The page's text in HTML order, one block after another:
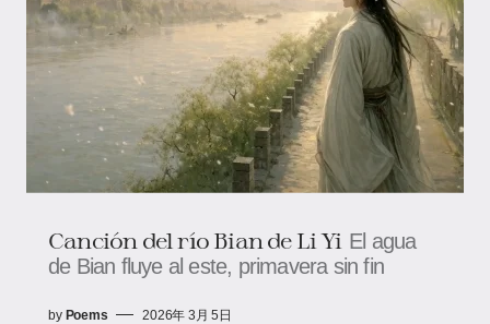
Canción del río Bian de Li Yi El agua
de Bian fluye al este, primavera sin fin
by Poems 2026年 3月 5日